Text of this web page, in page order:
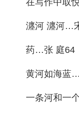
在写作中取
瀍河 瀍河…
药…张 庭64
黄河如海蓝
一条河和一